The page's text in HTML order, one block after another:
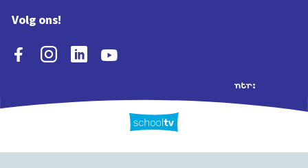
Volg ons!